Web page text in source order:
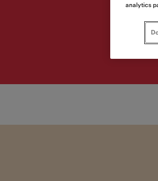
analytics